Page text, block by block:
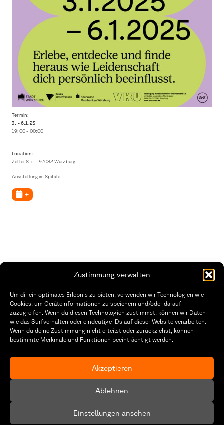
Zustimmung verwalten
Um dir ein optimales Erlebnis zu bieten, verwenden wir Technologien wie
Cookies, um Geräteinformationen zu speichern und/oder darauf
zuzugreifen. Wenn du diesen Technologien zustimmst, können wir Daten
wie das Surfverhalten oder eindeutige IDs auf dieser Website verarbeiten.
Wenn du deine Zustimmung nicht erteilst oder zurückziehst, können
bestimmte Merkmale und Funktionen beeinträchtigt werden.
Akzeptieren
Ablehnen
Einstellungen ansehen
Termin:
3. - 6.1.25
19:00 - 00:00
Location:
Zeller Str. 1 97082 Würzburg
Ausstellung im Spitäle
+
Technische Hochschule
Würzburg-Schweinfurt
Sanderheinrichsleitenweg 20
97074 Würzburg
Öffnungszeiten Dekanat
Montag – Freitag
8:30 – 12:00
Dienstag & Donnerstag
8:30 – 15:30